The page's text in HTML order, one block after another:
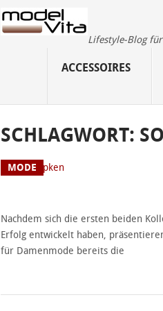
Lifestyle-Blog
ACCESSOIRES
SCHLAGWORT:
MODE
Nachdem sich die ersten beiden
Erfolg entwickelt haben,
für Damenmode bereits die